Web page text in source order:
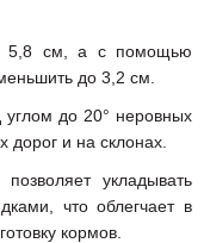
5,8 см, а с помощью
до 3,2 см.
до 20° неровных
дорог и на склонах.
укладывать
что облегчает в
кормов.